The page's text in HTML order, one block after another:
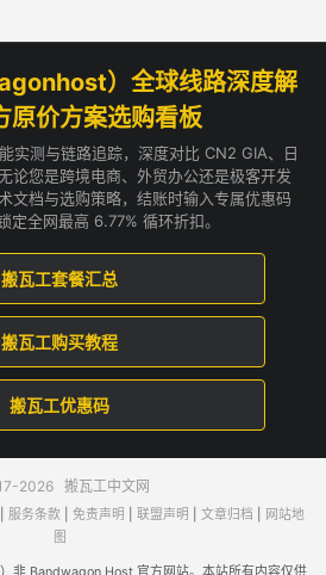
）全球线路深度解
原价方案选购看板
实测与链路追踪，深度对比 CN2 GIA、日
论您是跨境电商、外贸办公还是极客开发
文档与选购策略，结账时输入专属优惠码
定全网最高 6.77% 循环折扣。
搬瓦工套餐汇总
搬瓦工购买教程
搬瓦工优惠码
2026 搬瓦工中文网
服务条款 免责声明 联盟声明 文章归档
网站地
图